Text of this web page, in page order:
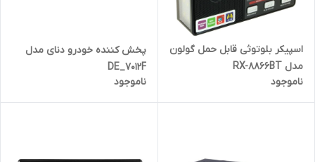
اسپیکر بلوتوثی قابل حمل گولون
مدل RX-8866BT
ناموجود
پخش کننده خودرو دنای مدل
DE_7012F
ناموجود